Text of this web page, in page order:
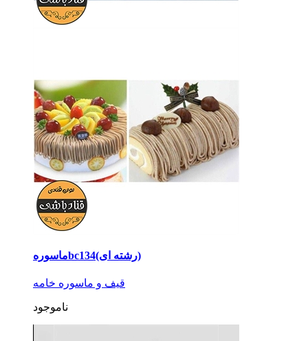
ماسورهbc134(رشته ای)
قیف و ماسوره خامه
ناموجود